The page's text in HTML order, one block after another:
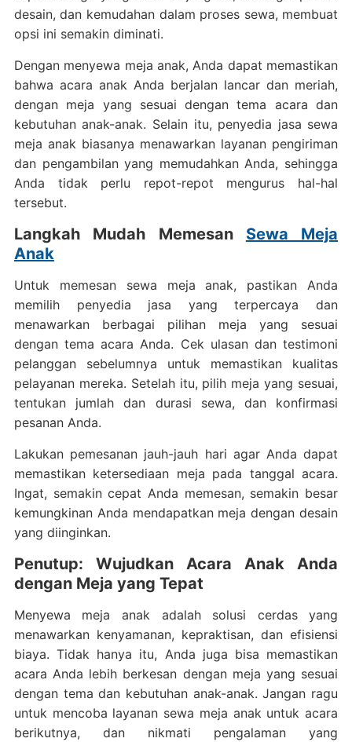
desain, dan kemudahan dalam proses sewa, membuat
opsi ini semakin diminati.
Dengan menyewa meja anak, Anda dapat memastikan
bahwa acara anak Anda berjalan lancar dan meriah,
dengan meja yang sesuai dengan tema acara dan
kebutuhan anak-anak. Selain itu, penyedia jasa sewa
meja anak biasanya menawarkan layanan pengiriman
dan pengambilan yang memudahkan Anda, sehingga
Anda tidak perlu repot-repot mengurus hal-hal
tersebut.
Langkah Mudah Memesan Sewa Meja
Anak
Untuk memesan sewa meja anak, pastikan Anda
memilih penyedia jasa yang terpercaya dan
menawarkan berbagai pilihan meja yang sesuai
dengan tema acara Anda. Cek ulasan dan testimoni
pelanggan sebelumnya untuk memastikan kualitas
pelayanan mereka. Setelah itu, pilih meja yang sesuai,
tentukan jumlah dan durasi sewa, dan konfirmasi
pesanan Anda.
Lakukan pemesanan jauh-jauh hari agar Anda dapat
memastikan ketersediaan meja pada tanggal acara.
Ingat, semakin cepat Anda memesan, semakin besar
kemungkinan Anda mendapatkan meja dengan desain
yang diinginkan.
Penutup: Wujudkan Acara Anak Anda
dengan Meja yang Tepat
Menyewa meja anak adalah solusi cerdas yang
menawarkan kenyamanan, kepraktisan, dan efisiensi
biaya. Tidak hanya itu, Anda juga bisa memastikan
acara Anda lebih berkesan dengan meja yang sesuai
dengan tema dan kebutuhan anak-anak. Jangan ragu
untuk mencoba layanan sewa meja anak untuk acara
berikutnya, dan nikmati pengalaman yang